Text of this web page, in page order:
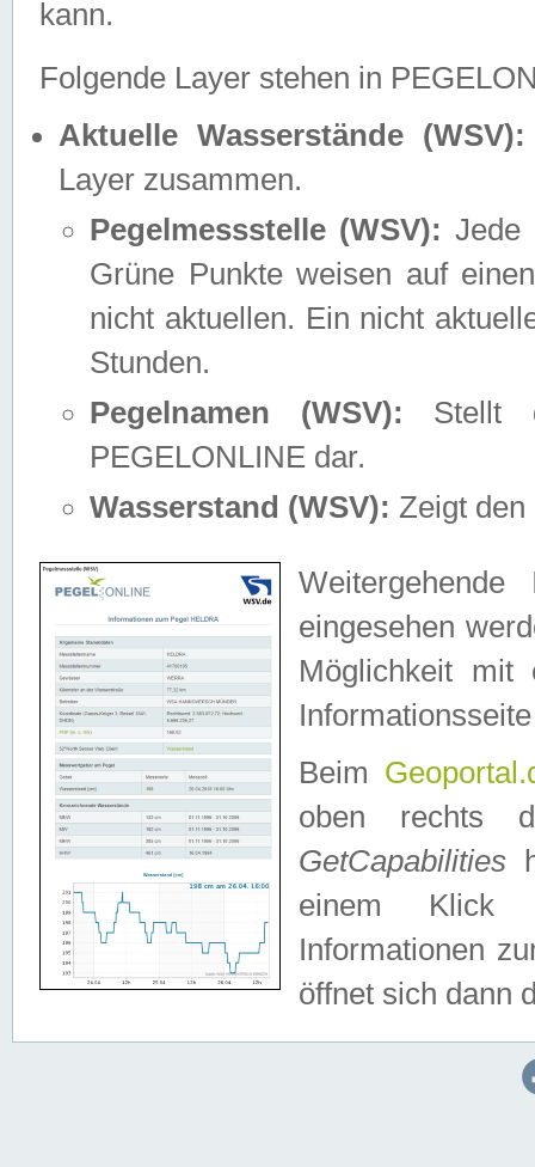
kann.
Folgende Layer stehen in
Aktuelle Wasserstände (WSV):
Layer zusammen.
Pegelmessstelle (WSV): Jede
Grüne Punkte weisen auf
nicht aktuellen. Ein nicht
Stunden.
Pegelnamen (WSV): Stellt
PEGELONLINE dar.
Wasserstand (WSV): Zeigt den
eingesehen
Möglichkeit mit
Beim
oben rechts
GetCapabilities
einem Klick
Informationen
öffnet sich dann